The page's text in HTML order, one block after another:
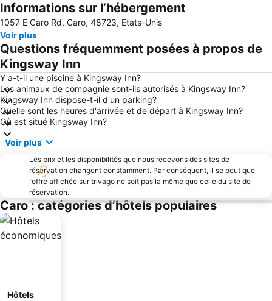
Agrandir la carte
Informations sur l’hébergement
1057 E Caro Rd, Caro, 48723, Etats-Unis
Voir plus
Questions fréquemment posées à propos de
Kingsway Inn
Y a-t-il une piscine à Kingsway Inn?
Les animaux de compagnie sont-ils autorisés à Kingsway Inn?
Kingsway Inn dispose-t-il d'un parking?
Quelle sont les heures d'arrivée et de départ à Kingsway Inn?
Où est situé Kingsway Inn?
Voir plus
Les prix et les disponibilités que nous recevons des sites de
réservation changent constamment. Par conséquent, il se peut que
l’offre affichée sur trivago ne soit pas la même que celle du site de
réservation.
Caro : catégories d’hôtels populaires
Hôtels